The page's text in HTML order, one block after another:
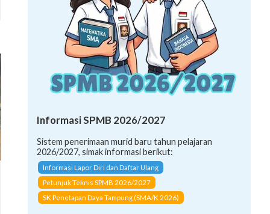
Informasi SPMB 2026/2027
Sistem penerimaan murid baru tahun pelajaran
2026/2027, simak informasi berikut:
Informasi Lapor Diri dan Daftar Ulang
Petunjuk Teknis SPMB 2026/2027
SK Penetapan Daya Tampung (SMA/K 2026)